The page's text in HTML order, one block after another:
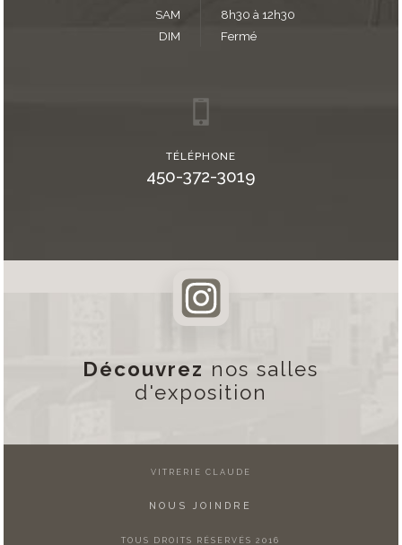
SAM
8h30 à 12h30
DIM
Fermé
TÉLÉPHONE
450-372-3019
Découvrez nos salles
d'exposition
VITRERIE CLAUDE
NOUS JOINDRE
TOUS DROITS RÉSERVÉS 2016